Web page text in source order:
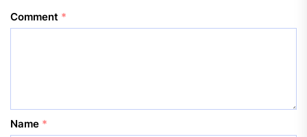
Comment *
Name *